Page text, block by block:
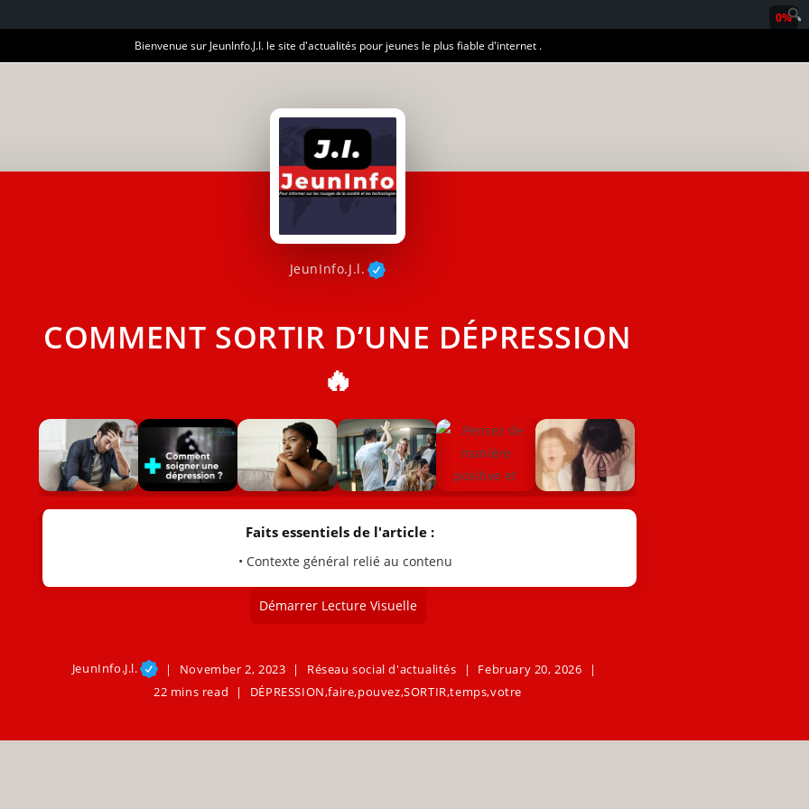
Bienvenue sur JeunInfo.J.I. le site d'actualités pour jeunes le plus fiable d'internet .
JeunInfo.J.l.
COMMENT SORTIR D’UNE DÉPRESSION
🔥
Faits essentiels de l'article :
• Contexte général relié au contenu
Démarrer Lecture Visuelle
JeunInfo.J.l. November 2, 2023 Réseau social d'actualités
February 20, 2026
22 mins read
DÉPRESSION,faire,pouvez,SORTIR,temps,votre
0%